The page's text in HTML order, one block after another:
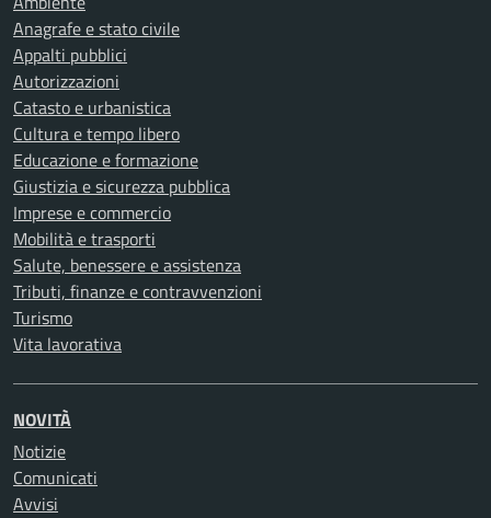
Anagrafe e stato civile
Appalti pubblici
Autorizzazioni
Catasto e urbanistica
Cultura e tempo libero
Educazione e formazione
Giustizia e sicurezza pubblica
Imprese e commercio
Mobilità e trasporti
Salute, benessere e assistenza
Tributi, finanze e contravvenzioni
Turismo
Vita lavorativa
NOVITÀ
Notizie
Comunicati
Avvisi